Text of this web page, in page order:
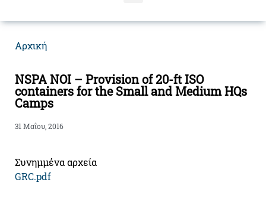
Αρχική
NSPA NOI – Provision of 20-ft ISO
containers for the Small and Medium HQs
Camps
31 Μαΐου, 2016
Συνημμένα αρχεία
GRC.pdf